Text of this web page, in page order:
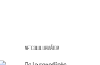
ARTICOLUL URMĂTOR